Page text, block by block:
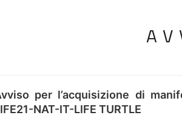
per l’acquisizione di
NAT-IT-LIFE TURTLE